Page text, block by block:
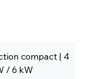
compact | 4
/ 6 kW